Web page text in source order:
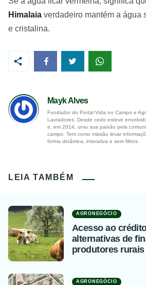
Himalaia verdadeiro mantém a água
e cristalina.
Mayk Alves
Fundador do Portal Vida no Campo e
Lavradores. Desde cedo esteve
e, em 2014, uniu sua paixão pela
campo. Tem como missão levar
forma dinâmica, interativa e sem filtros.
LEIA TAMBÉM
AGRONEGÓCIO
Acesso ao
alternativas de
produtores rurais
AGRONEGÓCIO